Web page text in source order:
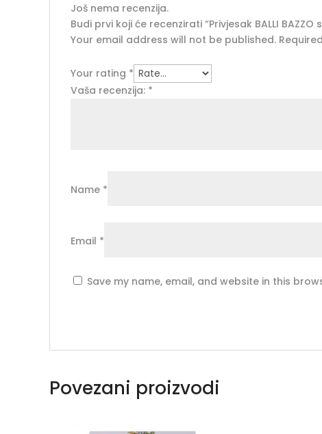
Još nema recenzija.
Budi prvi koji će recenzirati “Privjesak BALLI
Your email address will not be published.
Your rating *
Vaša recenzija: *
Name *
Email *
Save my name, email, and website in this
Povezani proizvodi